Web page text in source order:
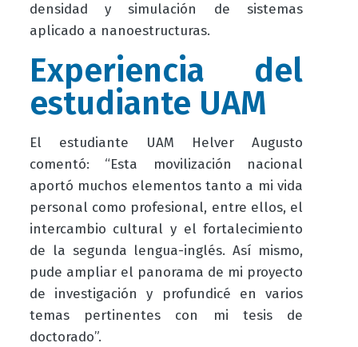
densidad y simulación de sistemas
aplicado a nanoestructuras.
Experiencia del
estudiante UAM
El estudiante UAM Helver Augusto
comentó: “Esta movilización nacional
aportó muchos elementos tanto a mi vida
personal como profesional, entre ellos, el
intercambio cultural y el fortalecimiento
de la segunda lengua-inglés. Así mismo,
pude ampliar el panorama de mi proyecto
de investigación y profundicé en varios
temas pertinentes con
mi tesis de
doctorado”.